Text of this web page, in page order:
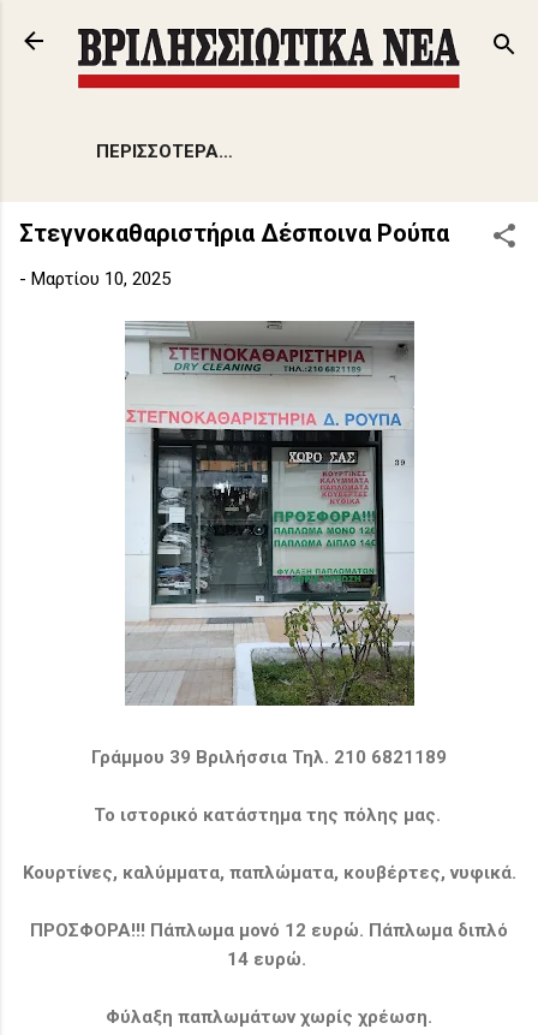
Μετάβαση στο κύριο περιεχόμενο
ΠΕΡΙΣΣΌΤΕΡΑ…
Στεγνοκαθαριστήρια Δέσποινα Ρούπα
- Μαρτίου 10, 2025
Γράμμου 39 Βριλήσσια Τηλ. 210 6821189
Το ιστορικό κατάστημα της πόλης μας.
Κουρτίνες, καλύμματα, παπλώματα, κουβέρτες, νυφικά.
ΠΡΟΣΦΟΡΑ!!! Πάπλωμα μονό 12 ευρώ. Πάπλωμα διπλό
14 ευρώ.
Φύλαξη παπλωμάτων χωρίς χρέωση.